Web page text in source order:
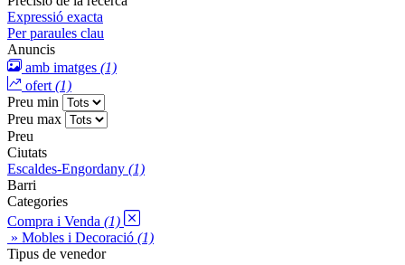
Expressió exacta
Per paraules clau
Anuncis
amb imatges (1)
ofert (1)
Preu min
Preu max
Preu
Ciutats
Escaldes-Engordany (1)
Barri
Categories
Compra i Venda (1)
» Mobles i Decoració (1)
Tipus de venedor